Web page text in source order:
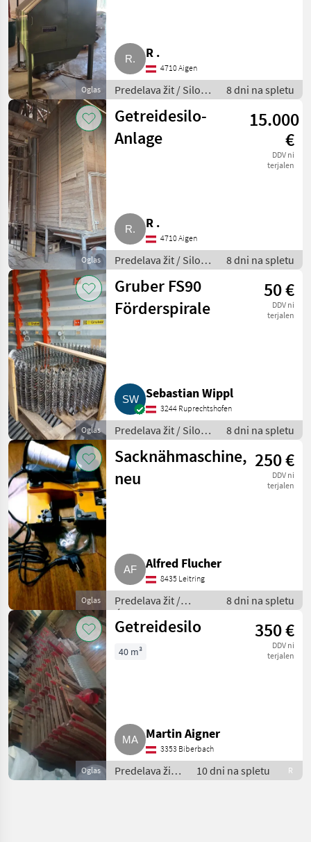
Oglas
R .
4710 Aigen
Predelava žit / Silos
za žita
8 dni na spletu
Oglas
Getreidesilo-
Anlage
15.000
€
DDV ni
terjalen
R .
4710 Aigen
Predelava žit / Silos
za žita
8 dni na spletu
Oglas
Gruber FS90
Förderspirale
50 €
DDV ni
terjalen
Sebastian Wippl
3244 Ruprechtshofen
Predelava žit / Silos
za žita
8 dni na spletu
Oglas
Sacknähmaschine,
neu
250 €
DDV ni
terjalen
Alfred Flucher
8435 Leitring
Predelava žit /
Ćistilec žit
8 dni na spletu
Oglas
Getreidesilo 350 €
DDV ni
terjalen
40 m³
Martin Aigner
3353 Biberbach
Predelava žit /
Silos za žita
10 dni na spletu R